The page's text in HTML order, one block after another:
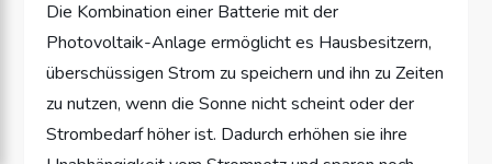
Die Kombination einer Batterie mit der
Photovoltaik-Anlage ermöglicht es Hausbesitzern,
überschüssigen Strom zu speichern und ihn zu Zeiten
zu nutzen, wenn die Sonne nicht scheint oder der
Strombedarf höher ist. Dadurch erhöhen sie ihre